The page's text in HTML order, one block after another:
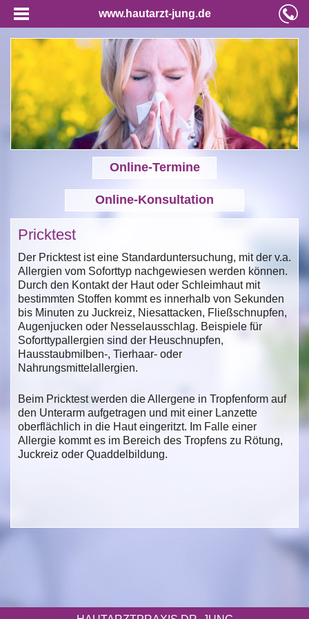
www.hautarzt-jung.de
Online-Termine
Online-Konsultation
Pricktest
Der Pricktest ist eine Standarduntersuchung, mit der v.a.
Allergien vom Soforttyp nachgewiesen werden können.
Durch den Kontakt der Haut oder Schleimhaut mit
bestimmten Stoffen kommt es innerhalb von Sekunden
bis Minuten zu Juckreiz, Niesattacken, Fließschnupfen,
Augenjucken oder Nesselausschlag. Beispiele für
Soforttypallergien sind der Heuschnupfen,
Hausstaubmilben-, Tierhaar- oder
Nahrungsmittelallergien.
Beim Pricktest werden die Allergene in Tropfenform auf
den Unterarm aufgetragen und mit einer Lanzette
oberflächlich in die Haut eingeritzt. Im Falle einer
Allergie kommt es im Bereich des Tropfens zu Rötung,
Juckreiz oder Quaddelbildung.